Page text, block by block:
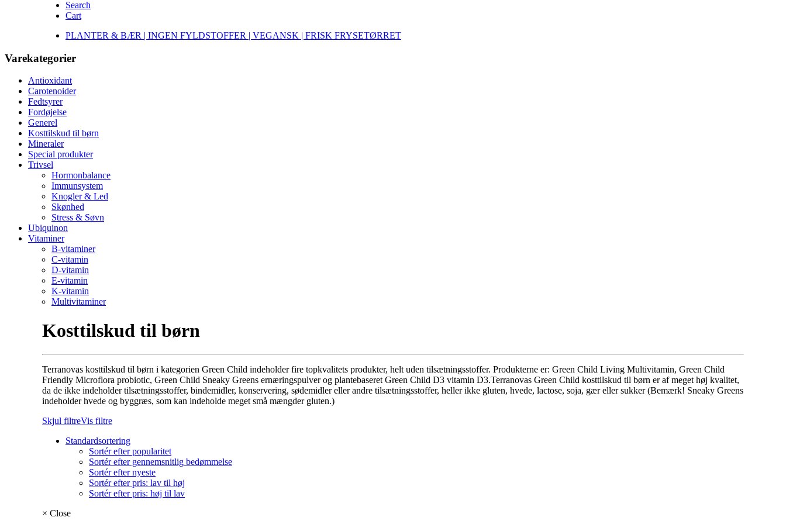
Search
Cart
PLANTER & BÆR | INGEN FYLDSTOFFER | VEGANSK | FRISK FRYSETØRRET
Varekategorier
Antioxidant
Carotenoider
Fedtsyrer
Fordøjelse
Generel
Kosttilskud til børn
Mineraler
Special produkter
Trivsel
Hormonbalance
Immunsystem
Knogler & Led
Skønhed
Stress & Søvn
Ubiquinon
Vitaminer
B-vitaminer
C-vitamin
D-vitamin
E-vitamin
K-vitamin
Multivitaminer
Kosttilskud til børn
Terranovas kosttilskud til børn i kategorien Green Child indeholder fire topkvalitets produkter, helt uden tilsætningsstoffer. Produkterne er: Green Child Living Multivitamin, Green Child
Friendly Microflora probiotic, Green Child Sneaky Greens ernæringspulver og plantebaseret Green Child D3 vitamin D3.Terranovas Green Child kosttilskud til børn er af meget høj kvalitet,
da de ikke indeholder tilsætningsstoffer, bindemidler, konservering, sødemidler eller andre tilsætningsstoffer, heller ikke gluten, hvede, lactose, soja, gær eller sukker (Bemærk! Sneaky Greens
indeholder hvede og byggræs, som kan indeholde meget små mængder gluten.)
Skjul filtreVis filtre
Standardsortering
Sortér efter popularitet
Sortér efter gennemsnitlig bedømmelse
Sortér efter nyeste
Sortér efter pris: lav til høj
Sortér efter pris: høj til lav
× Close